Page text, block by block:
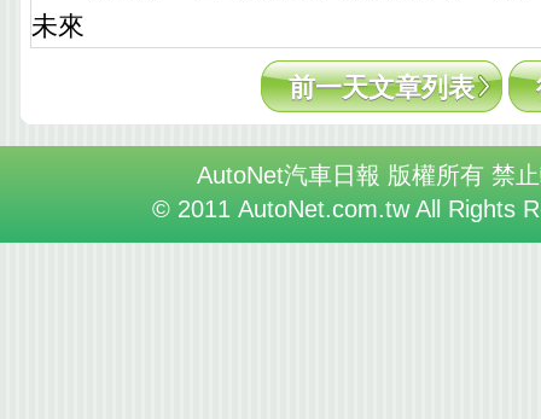
未來
前一天文章列表
AutoNet汽車日報 版權所有 禁
© 2011 AutoNet.com.tw All Rights